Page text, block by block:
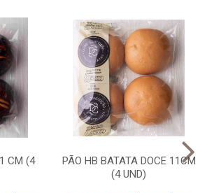
CM (4
PÃO HB BATATA DOCE 11CM
(4 UND)